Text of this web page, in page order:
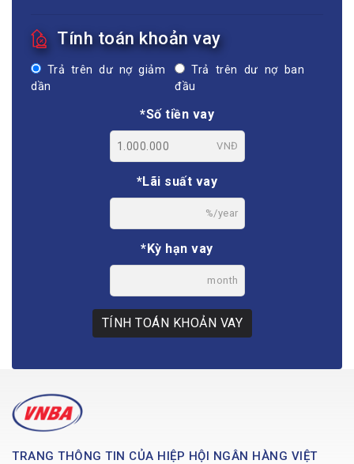
Tính toán khoản vay
Trả trên dư nợ giảm
dần
Trả trên dư nợ ban
đầu
*Số tiền vay
VNĐ
*Lãi suất vay
%/year
*Kỳ hạn vay
month
TÍNH TOÁN KHOẢN VAY
TRANG THÔNG TIN CỦA HIỆP HỘI NGÂN HÀNG VIỆT